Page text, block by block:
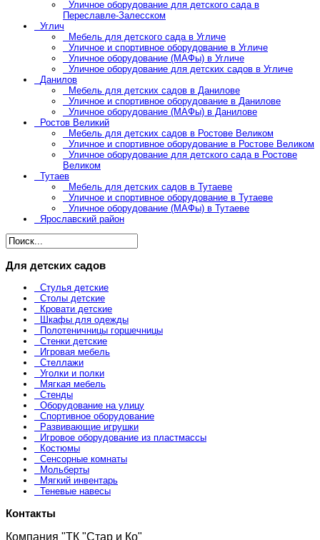
Уличное оборудование для детского сада в
Переславле-Залесском
Углич
Мебель для детского сада в Угличе
Уличное и спортивное оборудование в Угличе
Уличное оборудование (МАФы) в Угличе
Уличное оборудование для детских садов в Угличе
Данилов
Мебель для детских садов в Данилове
Уличное и спортивное оборудование в Данилове
Уличное оборудование (МАФы) в Данилове
Ростов Великий
Мебель для детских садов в Ростове Великом
Уличное и спортивное оборудование в Ростове Великом
Уличное оборудование для детского сада в Ростове
Великом
Тутаев
Мебель для детских садов в Тутаеве
Уличное и спортивное оборудование в Тутаеве
Уличное оборудование (МАФы) в Тутаеве
Ярославский район
Для детских садов
Стулья детские
Столы детские
Кровати детские
Шкафы для одежды
Полотеничницы горшечницы
Стенки детские
Игровая мебель
Стеллажи
Уголки и полки
Мягкая мебель
Стенды
Оборудование на улицу
Спортивное оборудование
Развивающие игрушки
Игровое оборудование из пластмассы
Костюмы
Сенсорные комнаты
Мольберты
Мягкий инвентарь
Теневые навесы
Контакты
Компания "ТК "Стар и Ко"